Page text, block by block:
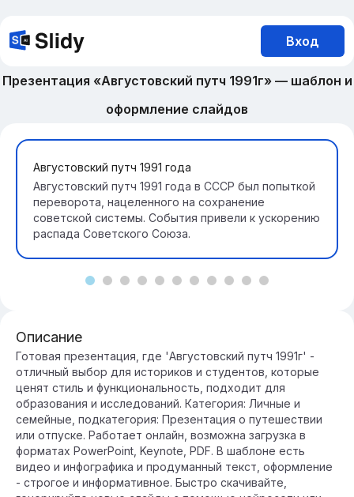
Вход
Презентация «Августовский путч 1991г» — шаблон и
оформление слайдов
Августовский путч 1991 года
Августовский путч 1991 года в СССР был попыткой
переворота, нацеленного на сохранение
советской системы. События привели к ускорению
распада Советского Союза.
Описание
Готовая презентация, где 'Августовский путч 1991г' -
отличный выбор для историков и студентов, которые
ценят стиль и функциональность, подходит для
образования и исследований. Категория: Личные и
семейные, подкатегория: Презентация о путешествии
или отпуске. Работает онлайн, возможна загрузка в
форматах PowerPoint, Keynote, PDF. В шаблоне есть
видео и инфографика и продуманный текст, оформление
- строгое и информативное. Быстро скачивайте,